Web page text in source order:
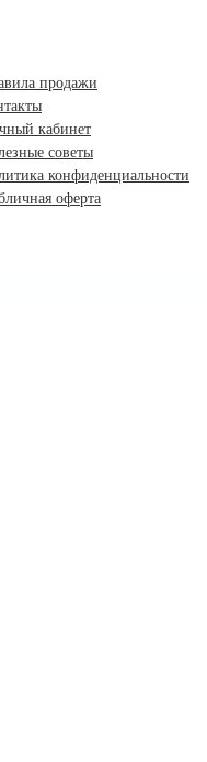
продажи
кабинет
советы
конфиденциальности
оферта